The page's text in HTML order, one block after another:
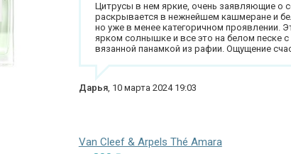
Цитрусы в нем яркие, очень заявляющие о
раскрывается в нежнейшем кашмеране и
но уже в менее категоричном проявлении.
ярком солнышке и все это на белом песке
вязанной панамкой из рафии. Ощущение
Дарья, 10 марта 2024 19:03
Van Cleef & Arpels Thé Amara